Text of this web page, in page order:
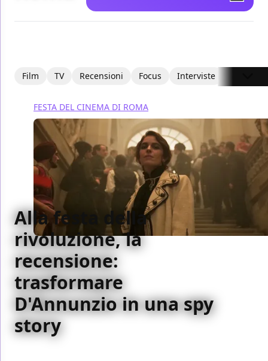
Film TV Recensioni Focus Interviste
FESTA DEL CINEMA DI ROMA
Alla festa della
rivoluzione, la
recensione:
trasformare
D'Annunzio in una spy
story